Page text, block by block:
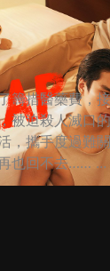
籌措醫藥費，
被迫殺人滅口
，攜手度過難
也回不去…… ...